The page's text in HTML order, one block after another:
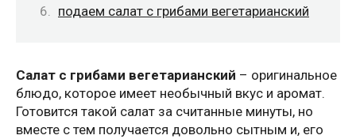
подаем салат с грибами вегетарианский
Салат с грибами вегетарианский – оригинальное
блюдо, которое имеет необычный вкус и аромат.
Готовится такой салат за считанные минуты, но
вместе с тем получается довольно сытным и, его